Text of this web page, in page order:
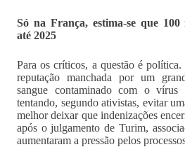
Só na França, estima-se que
até 2025
Para os críticos, a questão é
reputação manchada por um
sangue contaminado com o vírus
tentando, segundo ativistas, evitar
melhor deixar que indenizações
após o julgamento de Turim,
aumentaram a pressão pelos